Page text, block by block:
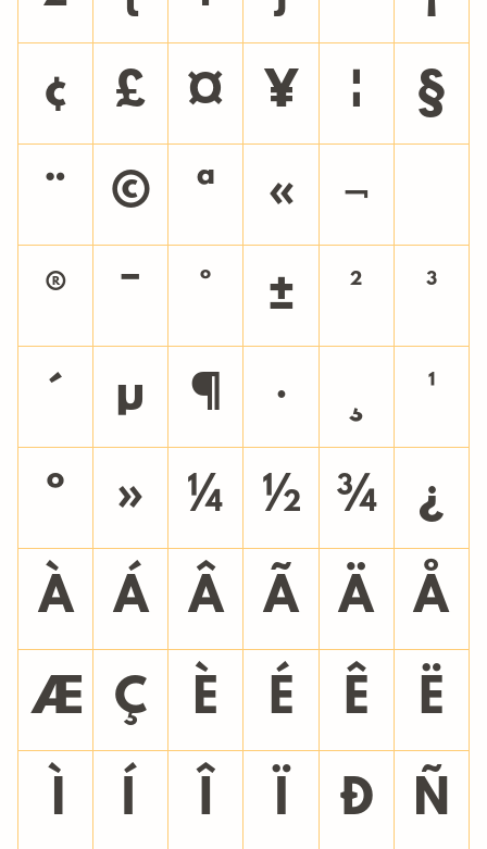
¢
£ ¤ ¥ ¦
§
¨
© ª «
¬
®
¯ ° ± ²
³
´
µ ¶ · ¸
¹
º
» ¼ ½ ¾
¿
À
Á Â Ã Ä
Å
Æ
Ç È É Ê
Ë
Ì
Í Î Ï Ð
Ñ